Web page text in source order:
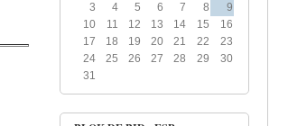
3
4 5 6 7 8
9
10
11 12 13 14 15
16
17
18 19 20 21 22
23
24
25 26 27 28 29
30
31